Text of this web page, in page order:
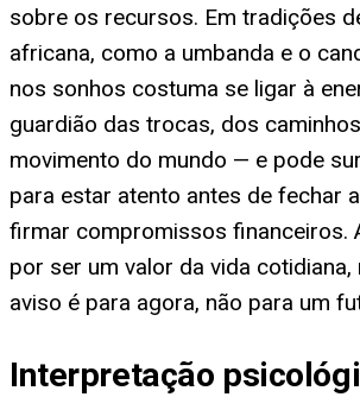
sobre os recursos. Em tradições
africana, como a umbanda e o
nos sonhos costuma se ligar à
guardião das trocas, dos
movimento do mundo — e pode
para estar atento antes de fechar
firmar compromissos financeiros.
por ser um valor da vida
aviso é para agora, não para um
Interpretação